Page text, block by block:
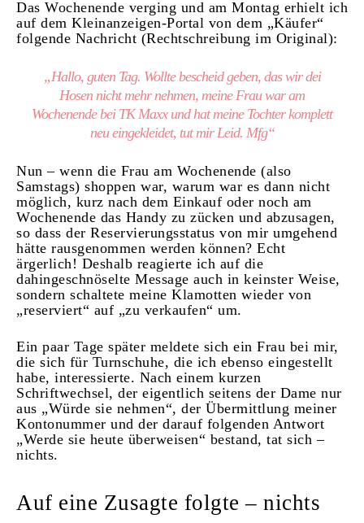
Das Wochenende verging und am Montag erhielt ich
auf dem Kleinanzeigen-Portal von dem „Käufer“
folgende Nachricht (Rechtschreibung im Original):
„Hallo, guten Tag. Wollte bescheid geben, das wir dei
Hosen nicht mehr nehmen, meine Frau war am
Wochenende bei TK Maxx und hat meine Tochter komplett
neu eingekleidet, tut mir Leid. Mfg“
Nun – wenn die Frau am Wochenende (also
Samstags) shoppen war, warum war es dann nicht
möglich, kurz nach dem Einkauf oder noch am
Wochenende das Handy zu zücken und abzusagen,
so dass der Reservierungsstatus von mir umgehend
hätte rausgenommen werden können? Echt
ärgerlich! Deshalb reagierte ich auf die
dahingeschnöselte Message auch in keinster Weise,
sondern schaltete meine Klamotten wieder von
„reserviert“ auf „zu verkaufen“ um.
Ein paar Tage später meldete sich ein Frau bei mir,
die sich für Turnschuhe, die ich ebenso eingestellt
habe, interessierte. Nach einem kurzen
Schriftwechsel, der eigentlich seitens der Dame nur
aus „Würde sie nehmen“, der Übermittlung meiner
Kontonummer und der darauf folgenden Antwort
„Werde sie heute überweisen“ bestand, tat sich –
nichts.
Auf eine Zusagte folgte – nichts